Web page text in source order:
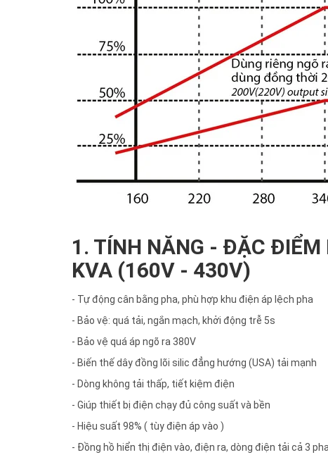
1. TÍNH NĂNG - ĐẶC ĐIỂM
KVA (160V - 430V)
- Tự động cân bằng pha, phù hợp khu điện áp lệch pha
- Bảo vệ: quá tải, ngắn mạch, khởi động trễ 5s
- Bảo vệ quá áp ngõ ra 380V
- Biến thế dây đồng lõi silic đẳng hướng (USA) tải mạnh
- Dòng không tải thấp, tiết kiệm điện
- Giúp thiết bị điện chạy đủ công suất và bền
- Hiệu suất 98% ( tùy điện áp vào )
- Đồng hồ hiển thị điện vào, điện ra, dòng điện tải cả 3 pha